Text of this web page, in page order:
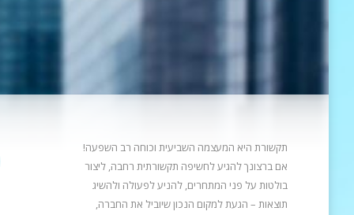
תקשורת היא המעצמה השביעית וכוחה רב השפעה!
אם ברצונך להגיע לחשיפה תקשורתית רחבה, ליצור
בולטות על פני המתחרים, להניעלפעולה ולהשיג
תוצאות – הגעת למקום הנכון שיוביל את החברה,